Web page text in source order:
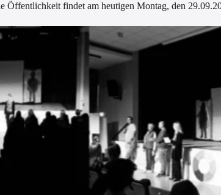
Öffentlichkeit findet am heutigen Montag, den